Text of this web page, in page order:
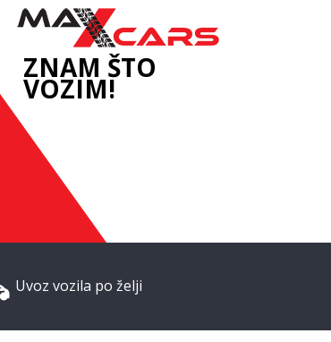
ZNAM ŠTO
VOZIM!
Uvoz vozila po želji